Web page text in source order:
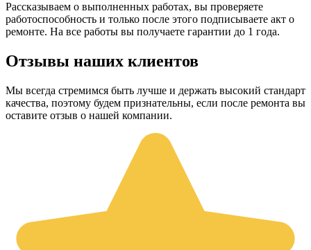
Рассказываем о выполненных работах, вы проверяете
работоспособность и только после этого подписываете акт о
ремонте. На все работы вы получаете гарантии до 1 года.
Отзывы наших клиентов
Мы всегда стремимся быть лучше и держать высокий стандарт
качества, поэтому будем признательны, если после ремонта вы
оставите отзыв о нашей компании.